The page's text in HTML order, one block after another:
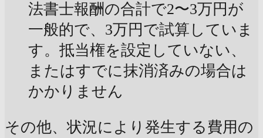
法書士報酬の合計で2〜3万円が
一般的で、3万円で試算していま
す。抵当権を設定していない、
またはすでに抹消済みの場合は
かかりません
その他、状況により発生する費用の